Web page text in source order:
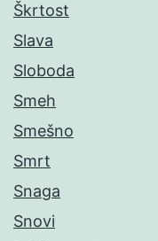
Škrtost
Slava
Sloboda
Smeh
Smešno
Smrt
Snaga
Snovi